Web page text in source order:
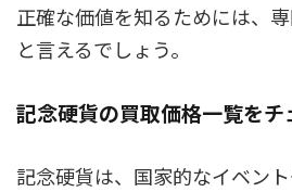
正確な価値を知るためには、
と言えるでしょう。
記念硬貨の買取価格一覧をチ
記念硬貨は、国家的なイベン